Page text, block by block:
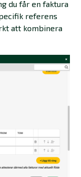
du får en faktura
referens
att kombinera